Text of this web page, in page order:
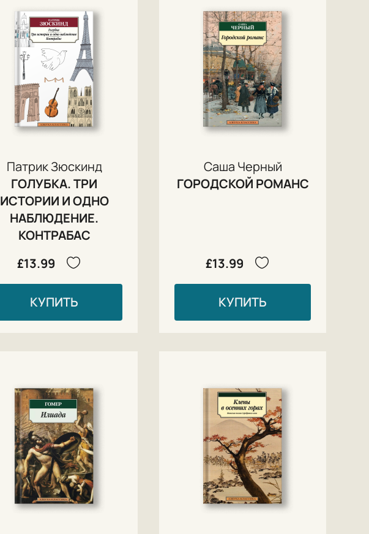
Патрик Зюскинд
ГОЛУБКА. ТРИ
ИСТОРИИ И ОДНО
НАБЛЮДЕНИЕ.
КОНТРАБАС
£13.99
КУПИТЬ
Саша Черный
ГОРОДСКОЙ РОМАНС
£13.99
КУПИТЬ